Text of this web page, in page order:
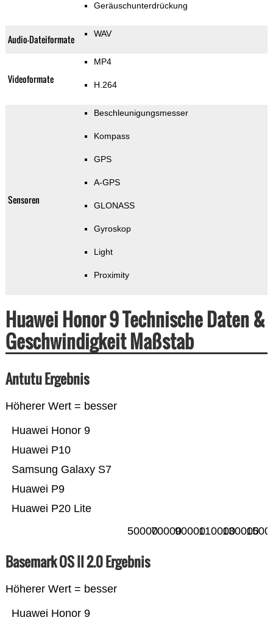
Geräuschunterdrückung
Audio-Dateiformate WAV
Videoformate
MP4
H.264
Sensoren
Beschleunigungsmesser
Kompass
GPS
A-GPS
GLONASS
Gyroskop
Light
Proximity
Huawei Honor 9 Technische Daten &
Geschwindigkeit Maßstab
Antutu Ergebnis
Höherer Wert = besser
Huawei P20 Lite
Huawei P9
Samsung Galaxy S7
Huawei P10
Huawei Honor 9
500007000090000110000130000
Basemark OS II 2.0 Ergebnis
Höherer Wert = besser
Huawei Honor 9